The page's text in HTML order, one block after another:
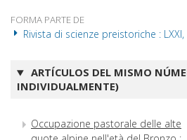
FORMA PARTE DE
Rivista di scienze preistoriche : LXXI,
ARTÍCULOS DEL MISMO
INDIVIDUALMENTE)
Occupazione pastorale delle alte